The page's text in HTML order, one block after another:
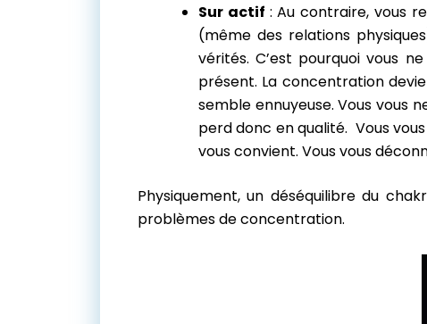
Sur actif : Au contraire, vous
(même des relations
vérités. C’est pourquoi vous
présent. La concentration
semble ennuyeuse. Vous vous
perd donc en qualité. Vous
vous convient. Vous vous
Physiquement, un déséquilibre du
problèmes de concentration.